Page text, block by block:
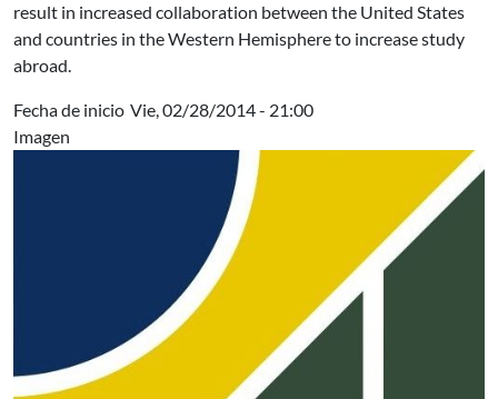
result in increased collaboration between the United States
and countries in the Western Hemisphere to increase study
abroad.
Fecha de inicio Vie, 02/28/2014 - 21:00
Imagen